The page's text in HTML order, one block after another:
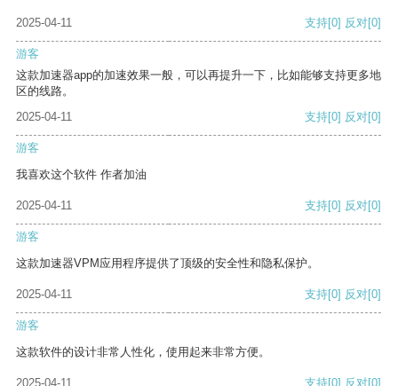
2025-04-11 支持[0] 反对[0]
游客
这款加速器app的加速效果一般，可以再提升一下，比如能够支持更多地
区的线路。
2025-04-11
支持[0] 反对[0]
游客
我喜欢这个软件 作者加油
2025-04-11 支持[0] 反对[0]
游客
这款加速器VPM应用程序提供了顶级的安全性和隐私保护。
2025-04-11 支持[0] 反对[0]
游客
这款软件的设计非常人性化，使用起来非常方便。
2025-04-11 支持[0] 反对[0]